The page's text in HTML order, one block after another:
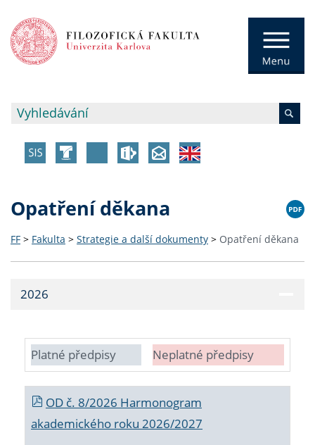
Opatření děkana
FF > Fakulta > Strategie a další dokumenty > Opatření děkana
2026
Platné předpisy Neplatné předpisy
OD č. 8/2026 Harmonogram
akademického roku 2026/2027